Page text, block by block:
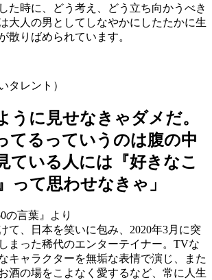
た時に、どう考え、どう立ち向かうべき
大人の男としてしなやかにしたたかに生
散りばめられています。
タレント）
うに見せなきゃダメだ。
てるっていうのは腹の中
ている人には『好きなこ
って思わせなきゃ」
の言葉』より
て、日本を笑いに包み、2020年3月に突
まった稀代のエンターテイナー。TVな
キャラクターを無垢な表情で演じ、また
酒の場をこよなく愛するなど、常に人生